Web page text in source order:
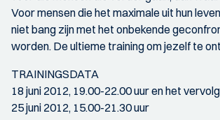
Voor mensen die het maximale uit hun
niet bang zijn met het onbekende
worden. De ultieme training om jezelf te
TRAININGSDATA
18 juni 2012, 19.00-22.00 uur en het
25 juni 2012, 15.00-21.30 uur